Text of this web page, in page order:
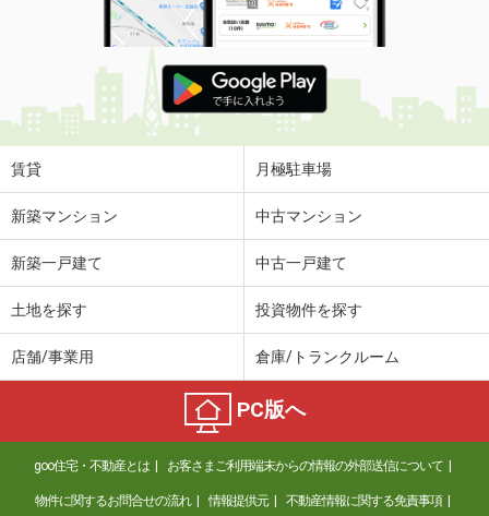
賃貸 月極駐車場
新築マンション 中古マンション
新築一戸建て 中古一戸建て
土地を探す 投資物件を探す
店舗/事業用 倉庫/トランクルーム
PC版へ
goo住宅・不動産とは お客さまご利用端末からの情報の外部送信について
物件に関するお問合せの流れ 情報提供元 不動産情報に関する免責事項